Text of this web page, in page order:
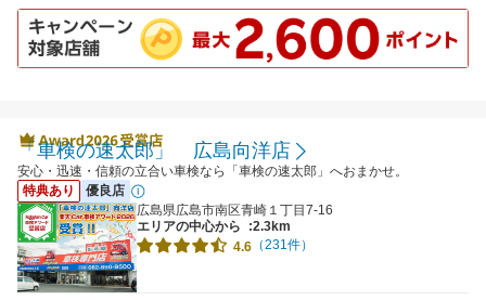
「車検の速太郎」 広島向洋店
安心・迅速・信頼の立合い車検なら「車検の速太郎」へおまかせ。
特典あり
優良店
広島県広島市南区青崎１丁目7-16
エリアの中心から
:2.3km
4.6 （231件）